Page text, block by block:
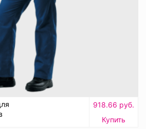
918.66 руб.
Купить